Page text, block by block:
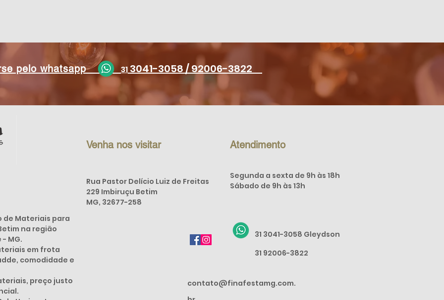
pelo whatsapp 31 3041-3058 /92006-3822
de Materiais para
na região
MG.
em frota
comodidade e
preço justo
Venha nos visitar Atendimento
Rua Pastor Delício Luiz de Freitas
229 Imbiruçu Betim
MG, 32677-258
Segunda a sexta de 9h às 18h
Sábado de 9h às 13h
31 3041-3058 Gleydson
31 92006-3822
contato@finafestamg.com.